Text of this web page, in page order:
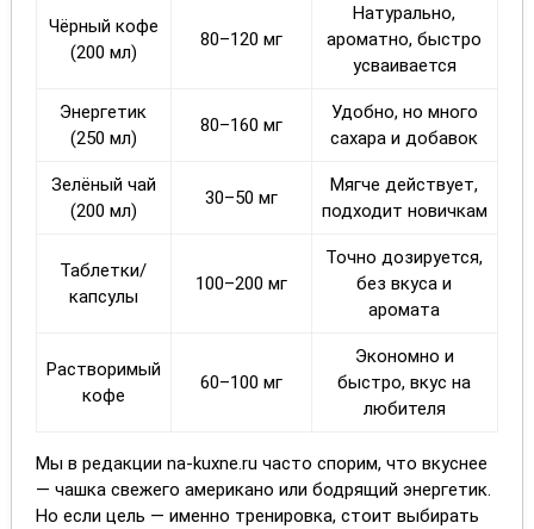
Чёрный кофе
(200 мл)
80–120 мг
Натурально,
ароматно, быстро
усваивается
Энергетик
(250 мл)
80–160 мг
Удобно, но много
сахара и добавок
Зелёный чай
(200 мл)
30–50 мг
Мягче действует,
подходит новичкам
Таблетки/
капсулы
100–200 мг
Точно дозируется,
без вкуса и
аромата
Растворимый
кофе
60–100 мг
Экономно и
быстро, вкус на
любителя
Мы в редакции na-kuxne.ru часто спорим, что вкуснее
— чашка свежего американо или бодрящий энергетик.
Но если цель — именно тренировка, стоит выбирать